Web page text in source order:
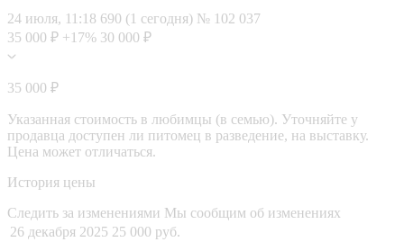
24 июля, 11:18 690 (1 сегодня) № 102 037
35 000 ₽ +17% 30 000 ₽
35 000 ₽
Указанная стоимость в любимцы (в семью). Уточняйте у
продавца доступен ли питомец в разведение, на выставку.
Цена может отличаться.
История цены
Следить за изменениями Мы сообщим об изменениях
26 декабря 2025 25 000 руб.